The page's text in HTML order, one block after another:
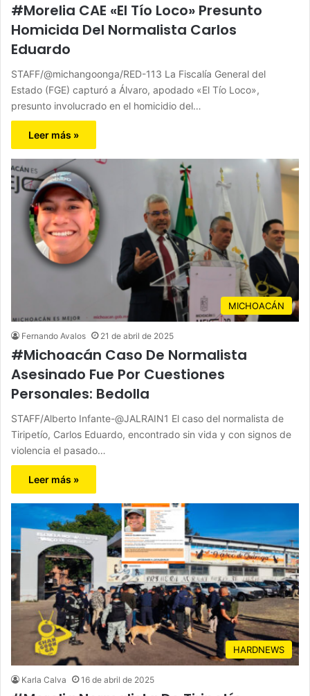
#Morelia CAE «El Tío Loco» Presunto
Homicida Del Normalista Carlos
Eduardo
STAFF/@michangoonga/RED-113 La Fiscalía General del
Estado (FGE) capturó a Álvaro, apodado «El Tío Loco»,
presunto involucrado en el homicidio del…
Leer más »
MICHOACÁN
Fernando Avalos 21 de abril de 2025
#Michoacán Caso De Normalista
Asesinado Fue Por Cuestiones
Personales: Bedolla
STAFF/Alberto Infante-@JALRAIN1 El caso del normalista de
Tiripetío, Carlos Eduardo, encontrado sin vida y con signos de
violencia el pasado…
Leer más »
HARDNEWS
Karla Calva 16 de abril de 2025